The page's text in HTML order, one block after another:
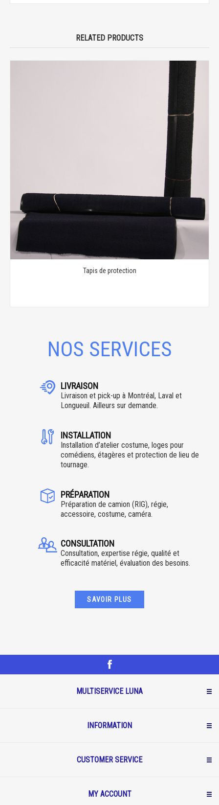
RELATED PRODUCTS
Tapis de protection
NOS SERVICES
LIVRAISON
Livraison et pick-up à Montréal, Laval et
Longueuil. Ailleurs sur demande.
INSTALLATION
Installation d’atelier costume, loges pour
comédiens, étagères et protection de lieu de
tournage.
PRÉPARATION
Préparation de camion (RIG), régie,
accessoire, costume, caméra.
CONSULTATION
Consultation, expertise régie, qualité et
efficacité matériel, évaluation des besoins.
SAVOIR PLUS
MULTISERVICE LUNA
INFORMATION
CUSTOMER SERVICE
MY ACCOUNT